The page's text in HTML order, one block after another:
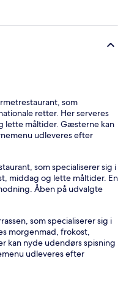
som
retter. Her serveres
lette måltider. Gæsterne kan
udleveres efter
som specialiserer sig i
middag og lette måltider. En
Åben på udvalgte
som specialiserer sig i
morgenmad, frokost,
kan nyde udendørs spisning
udleveres efter